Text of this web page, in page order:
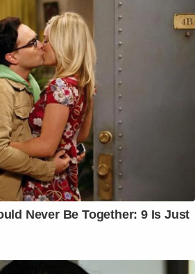
Never Be Together: 9 Is Just